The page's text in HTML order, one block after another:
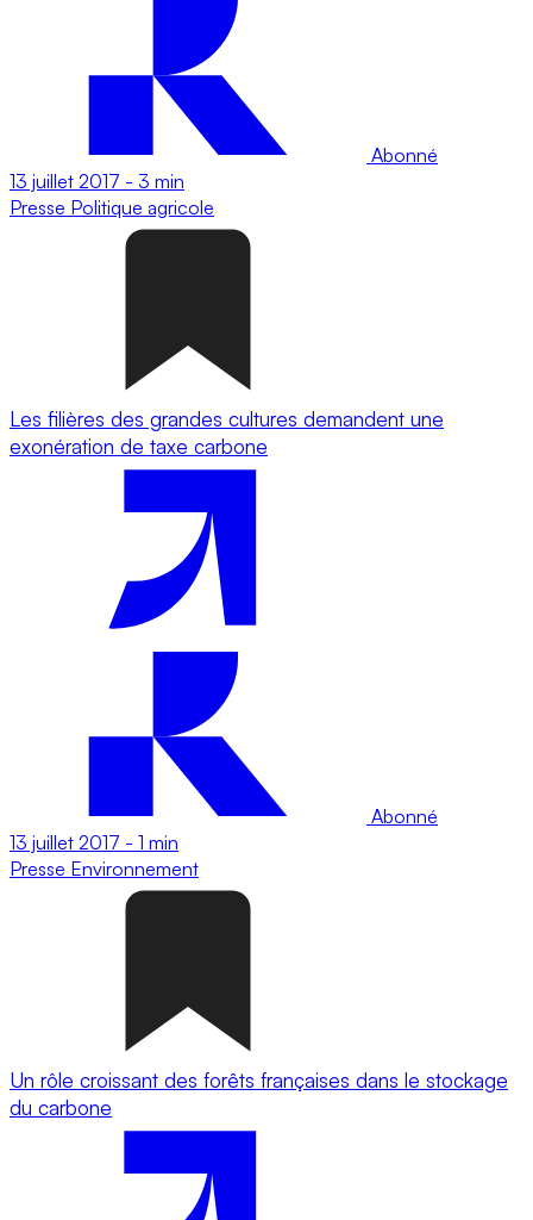
Abonné
13 juillet 2017 - 3 min
Presse Politique agricole
Les filières des grandes cultures demandent une
exonération de taxe carbone
Abonné
13 juillet 2017 - 1 min
Presse Environnement
Un rôle croissant des forêts françaises dans le stockage
du carbone